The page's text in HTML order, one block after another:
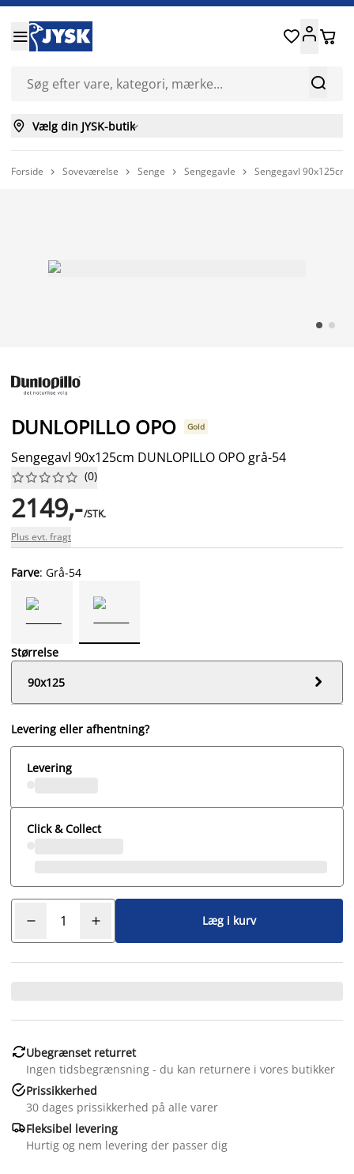


 
 Vælg din JYSK-butik
Forside  Soveværelse  Senge  Sengegavle  Sengegavl 90x125cm
DUNLOPILLO OPO Gold
Sengegavl 90x125cm DUNLOPILLO OPO grå-54





 (0)
2149,-/STK.
Plus evt. fragt
Farve: Grå-54
Størrelse
90x125

Levering eller afhentning?
Levering
Click & Collect
Læg i kurv
Ubegrænset returret
Ingen tidsbegrænsning - du kan returnere i vores butikker
Prissikkerhed
30 dages prissikkerhed på alle varer
Fleksibel levering
Hurtig og nem levering der passer dig